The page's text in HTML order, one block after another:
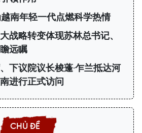
越南年轻一代点燃科学热情
战略转变体现苏林总书记、
远瞩
下议院议长梭蓬·乍兰抵达河
进行正式访问